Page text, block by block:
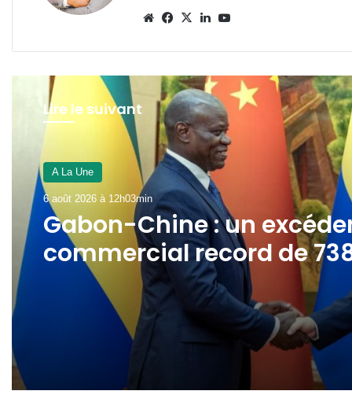
WebsiteFacebook
X Linkedin
Lire le suivant
A La Une
6 août 2026 à 12h03min
Gabon-Chine : un
commercial record de
milliards FCFA au 1er
semestre 2026